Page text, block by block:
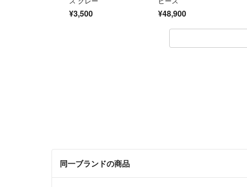
¥3,500 ¥48,900
同一ブランドの商品